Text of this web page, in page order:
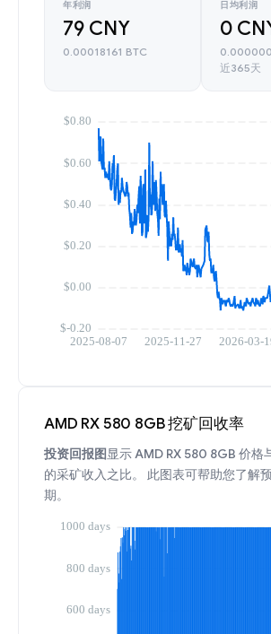
年利润
79 CNY
0.00018161 BTC
日均利润
0
近365天
AMD RX 580 8GB 挖矿回收率
投资回报图显示 AMD RX 580 8GB 价格
的采矿收入之比。 此图表可帮助您了解
期。